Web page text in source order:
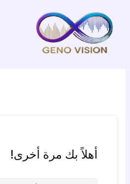
المحتوى
أهلاً بك مرة أخرى!